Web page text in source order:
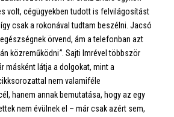
volt, cégügyekben tudott is felvilágosítást
csak a rokonával tudtam beszélni. Jacsó
örvend, ám a telefonban azt
közreműködni” . Sajti Imrével többször
másként látja a dolgokat, mint a
nem valamiféle
hanem annak bemutatása, hogy az egy
nem évülnek el – már csak azért sem,